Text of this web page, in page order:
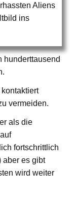
Aliens
ins
hunderttausend
vermeiden.
als die
fortschrittlich
aber es gibt
wird weiter